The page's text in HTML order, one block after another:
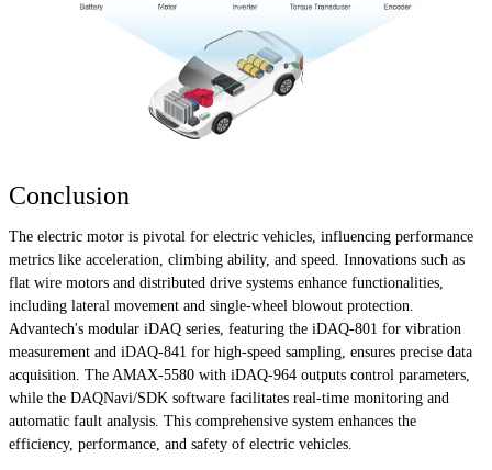
Conclusion
The electric motor is pivotal for electric vehicles, influencing performance
metrics like acceleration, climbing ability, and speed. Innovations such as
flat wire motors and distributed drive systems enhance functionalities,
including lateral movement and single-wheel blowout protection.
Advantech's modular iDAQ series, featuring the iDAQ-801 for vibration
measurement and iDAQ-841 for high-speed sampling, ensures precise data
acquisition. The AMAX-5580 with iDAQ-964 outputs control parameters,
while the DAQNavi/SDK software facilitates real-time monitoring and
automatic fault analysis. This comprehensive system enhances the
efficiency, performance, and safety of electric vehicles.